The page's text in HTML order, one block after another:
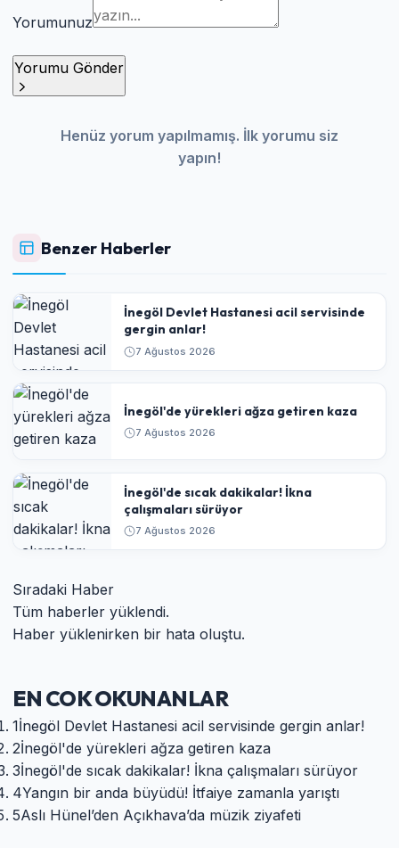
Yorumunuz
Yorumu Gönder
Henüz yorum yapılmamış. İlk yorumu siz
yapın!
Benzer Haberler
İnegöl Devlet Hastanesi acil servisinde
gergin anlar!
7 Ağustos 2026
İnegöl'de yürekleri ağza getiren kaza
7 Ağustos 2026
İnegöl'de sıcak dakikalar! İkna
çalışmaları sürüyor
7 Ağustos 2026
Sıradaki Haber
Tüm haberler yüklendi.
Haber yüklenirken bir hata oluştu.
EN COK OKUNANLAR
1İnegöl Devlet Hastanesi acil servisinde gergin anlar!
2İnegöl'de yürekleri ağza getiren kaza
3İnegöl'de sıcak dakikalar! İkna çalışmaları sürüyor
4Yangın bir anda büyüdü! İtfaiye zamanla yarıştı
5Aslı Hünel’den Açıkhava’da müzik ziyafeti